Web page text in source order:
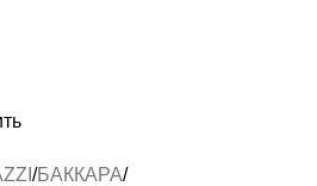
БАККАРА